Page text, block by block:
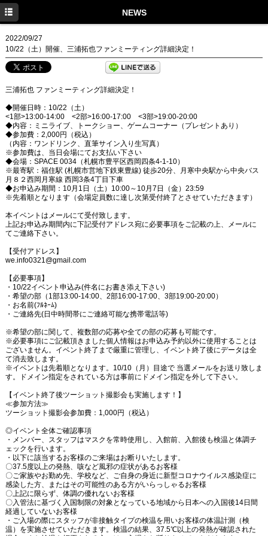
NEWS
2022/09/27
10/22（土）開催、三浦拓也ファンミーティング詳細決定！
三浦拓也 ファンミーティング詳細決定！
◆開催日時：10/22（土）
<1部>13:00-14:00 <2部>16:00-17:00 <3部>19:00-20:00
◆内容：ミニライブ、トークショー、ゲームコーナー（プレゼントあり）
◆参加費：2,000円（税込）
（内容：ワンドリンク、直筆サイン入り生写真）
※参加費は、当日会場にてお支払い下さい
◆会場：SPACE 0034（札幌市豊平区西岡四条4-1-10）
※最寄駅：福住駅 (札幌市営地下鉄東豊線) 徒歩20分、月寒中央駅から中央バス
月８２西岡月寒線 西岡3条4丁目下車
◆お申込み期間：10月1日（土）10:00～10月7日（金）23:59
※先着順となります（会場定員数に達し次第受付終了とさせていただきます）
本イベントはメールにて受付致します。
上記お申込み期間内に下記受付アドレス宛に必要事項をご記載の上、メールに
てご連絡下さい。
【受付アドレス】
we.info0321@gmail.com
【必要事項】
・10/22イベント申込み(件名にお書き添え下さい)
・希望の部（1部13:00-14:00、2部16:00-17:00、3部19:00-20:00）
・お名前(ﾌﾙﾈｰﾑ)
・ご連絡先(日中時間帯にご連絡可能な携帯電話等)
※希望の部に関して、複数部の応募や全ての部の応募も可能です。
※必要事項にご記載頂きました個人情報はお申込み予約以外に使用することは
ございません。イベント終了まで厳重に管理し、イベント終了後にデータは全
て消去致します。
※イベントは先着順となります。10/10（月）目途で 当選メールをお送り致しま
す。ドメイン指定をされている方は事前にドメイン指定を外して下さい。
【イベント終了後ツーショット撮影会も実施します！】
≪参加方法≫
ツーショット撮影会参加費：1,000円（税込）
◎イベント全体ご確認事項
・メンバー、スタッフはマスクを常時使⽤し、⼊館前、⼊館後も検温と体調チ
ェックを⾏います。
・以下に該当するお客様のご来場はお断りいたします。
〇37.5度以上の発熱、咳など風邪の症状があるお客様
〇ご家族やお勤め先、学校など、ご自身の身近に新型コロナウイルス感染症に
感染した方、またはその可能性のある方がいらっしゃるお客様
〇上記に限らず、体調の優れないお客様
〇入管法に基づく入国制限の対象となっている地域から日本への入国後14日間
経過していないお客様
・ご⼊場の際にスタッフが⾮接触タイプの検温を⽤いお客様の体温計測（検
温）を実施させていただきます。検温の結果、37.5℃以上の発熱が確認された
NEWS
SCHEDULE
PROFILE
MOVIE
GOODS